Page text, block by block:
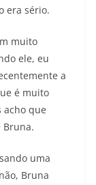
era sério.
muito
ele, eu
a
é muito
acho que
Bruna.
uma
Bruna